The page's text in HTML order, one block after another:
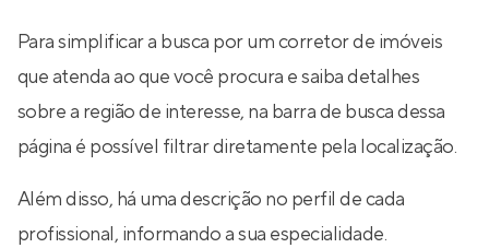
Para simplificar a busca por um corretor de imóveis
que atenda ao que você procura e saiba detalhes
sobre a região de interesse, na barra de busca dessa
página é possível filtrar diretamente pela localização.
Além disso, há uma descrição no perfil de cada
profissional, informando a sua especialidade.